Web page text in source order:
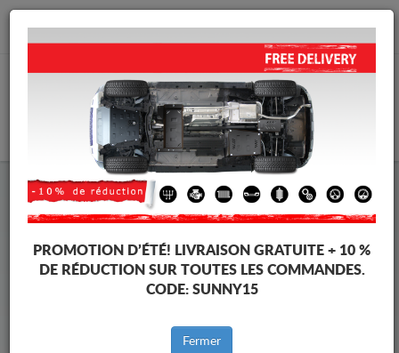
info@cachesousmoteur.fr
Cache Sous Moteur Nissan
Cache Sous Moteur Nissan NV250
Marques
PROMOTION D’ÉTÉ! LIVRAISON GRATUITE + 10 %
DE RÉDUCTION SUR TOUTES LES COMMANDES.
CODE: SUNNY15
Fermer